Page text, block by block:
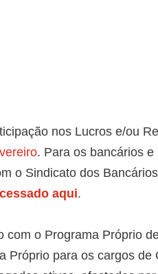
nos Lucros e/ou
. Para os bancários
o Sindicato dos
aqui.
com o Programa Próprio
Próprio para os cargos